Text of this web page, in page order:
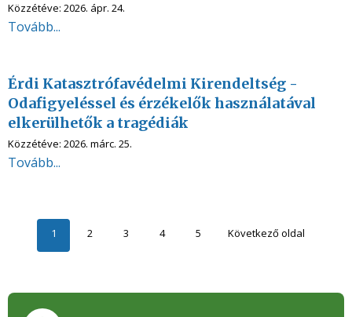
Közzétéve: 2026. ápr. 24.
Tovább...
Érdi Katasztrófavédelmi Kirendeltség -
Odafigyeléssel és érzékelők használatával
elkerülhetők a tragédiák
Közzétéve: 2026. márc. 25.
Tovább...
1 2 3 4 5 Következő oldal